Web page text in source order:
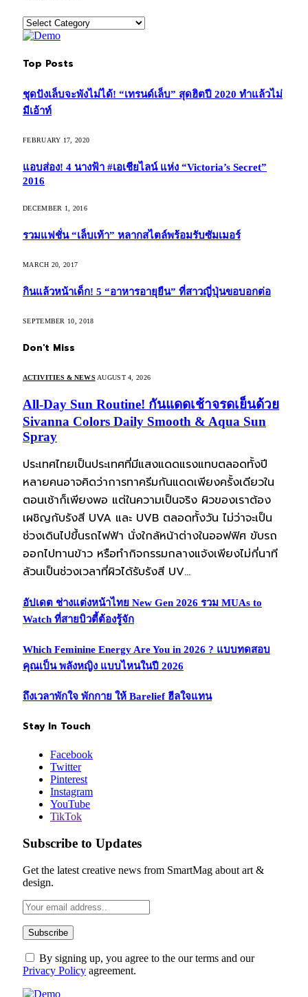
Categories
Top Posts
ชุดปังเล็บจะพังไม่ได้! “เทรนด์เล็บ” สุดฮิตปี 2020 ทำแล้วไม่
มีเอ้าท์
FEBRUARY 17, 2020
แอบส่อง! 4 นางฟ้า #เอเชียไลน์ แห่ง “Victoria’s Secret”
2016
DECEMBER 1, 2016
รวมแฟชั่น “เล็บเท้า” หลากสไตล์พร้อมรับซัมเมอร์
MARCH 20, 2017
กินแล้วหน้าเด็ก! 5 “อาหารอายุยืน” ที่สาวญี่ปุ่นขอบอกต่อ
SEPTEMBER 10, 2018
Don't Miss
ACTIVITIES & NEWS AUGUST 4, 2026
All-Day Sun Routine! กันแดดเช้าจรดเย็นด้วย
Sivanna Colors Daily Smooth & Aqua Sun
Spray
ประเทศไทยเป็นประเทศที่มีแสงแดดแรงแทบตลอดทั้งปี
หลายคนอาจคิดว่าการทาครีมกันแดดเพียงครั้งเดียวใน
ตอนเช้าก็เพียงพอ แต่ในความเป็นจริง ผิวของเราต้อง
เผชิญกับรังสี UVA และ UVB ตลอดทั้งวัน ไม่ว่าจะเป็น
ช่วงเดินไปขึ้นรถไฟฟ้า นั่งใกล้หน้าต่างในออฟฟิศ ขับรถ
ออกไปทานข้าว หรือทำกิจกรรมกลางแจ้งเพียงไม่กี่นาที
ล้วนเป็นช่วงเวลาที่ผิวได้รับรังสี UV…
อัปเดต ช่างแต่งหน้าไทย New Gen 2026 รวม MUAs to
Watch ที่สายบิวตี้ต้องรู้จัก
Which Feminine Energy Are You in 2026 ? แบบทดสอบ
คุณเป็น พลังหญิง แบบไหนในปี 2026
ถึงเวลาพักใจ พักกาย ให้ Barelief ฮีลใจแทน
Stay In Touch
Facebook
Twitter
Pinterest
Instagram
YouTube
TikTok
Subscribe to Updates
Get the latest creative news from SmartMag about art &
design.
By signing up, you agree to the our terms and our
Privacy Policy agreement.